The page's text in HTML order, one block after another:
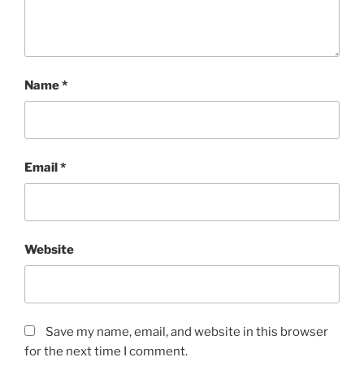
Name*
Email*
Website
Save my name, email, and website in this browser
for the next time I comment.